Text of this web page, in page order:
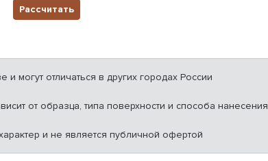
Рассчитать
могут отличаться в других городах России
от образца, типа поверхности и способа нанесения
и не является публичной офертой